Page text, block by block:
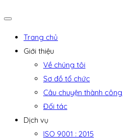
Trang chủ
Giới thiệu
Về chúng tôi
Sơ đồ tổ chức
Câu chuyện thành công
Đối tác
Dịch vụ
ISO 9001 : 2015